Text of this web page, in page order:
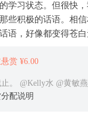
学习状态。但很快
些积极的话语。相
语，好像都变得苍白
赏 ¥6.00
。 @Kelly水 @黄敏
配说明